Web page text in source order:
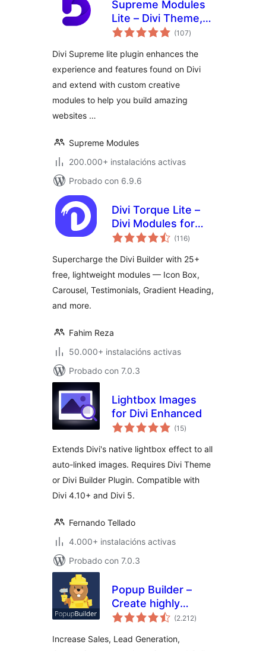
Supreme Modules
Lite – Divi Theme,
Extra Theme and
(107valoracións
totais
)
Divi Supreme lite plugin enhances the
experience and features found on Divi
and extend with custom creative
modules to help you build amazing
websites …
Supreme Modules
200.000+ instalacións activas
Probado con 6.9.6
Divi Torque Lite –
Divi Modules for
the Divi Builder &
(116valoracións
totais
)
Supercharge the Divi Builder with 25+
free, lightweight modules — Icon Box,
Carousel, Testimonials, Gradient Heading,
and more.
Fahim Reza
50.000+ instalacións activas
Probado con 7.0.3
Lightbox Images
for Divi Enhanced
(15valoracións
totais
)
Extends Divi's native lightbox effect to all
auto-linked images. Requires Divi Theme
or Divi Builder Plugin. Compatible with
Divi 4.10+ and Divi 5.
Fernando Tellado
4.000+ instalacións activas
Probado con 7.0.3
Popup Builder –
Create highly
converting, mobile
popups.
(2.212valoracións
totais
)
Increase Sales, Lead Generation,